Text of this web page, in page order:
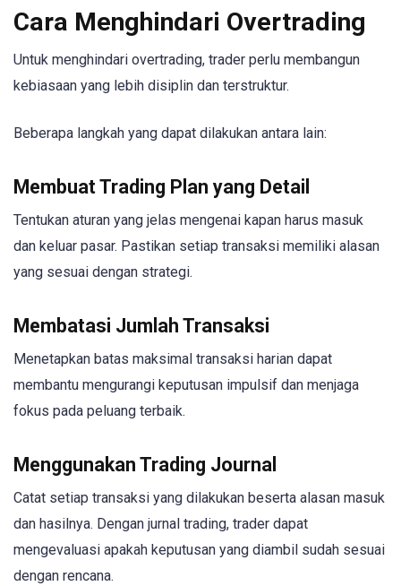
Cara Menghindari Overtrading
Untuk menghindari overtrading, trader perlu membangun
kebiasaan yang lebih disiplin dan terstruktur.
Beberapa langkah yang dapat dilakukan antara lain:
Membuat Trading Plan yang Detail
Tentukan aturan yang jelas mengenai kapan harus masuk
dan keluar pasar. Pastikan setiap transaksi memiliki alasan
yang sesuai dengan strategi.
Membatasi Jumlah Transaksi
Menetapkan batas maksimal transaksi harian dapat
membantu mengurangi keputusan impulsif dan menjaga
fokus pada peluang terbaik.
Menggunakan Trading Journal
Catat setiap transaksi yang dilakukan beserta alasan masuk
dan hasilnya. Dengan jurnal trading, trader dapat
mengevaluasi apakah keputusan yang diambil sudah sesuai
dengan rencana.